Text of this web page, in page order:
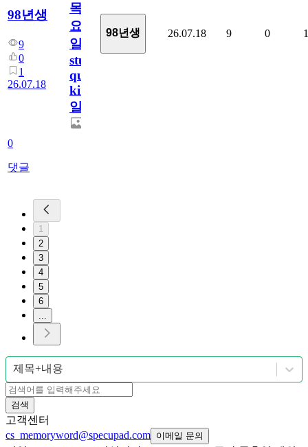
98년생
9
0
1
26.07.18
0
댓글
목
요
일/English
study
quiz
king758
일
98년생 26.07.18 9 0 1
1
2
3
4
5
6
제목+내용
검색
고객센터
cs_memoryword@specupad.com 이메일 문의